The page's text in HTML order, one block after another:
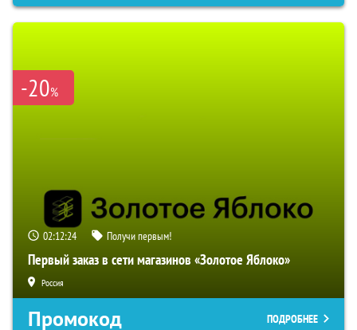
-20%
02:12:23 Получи первым!
Первый заказ в сети магазинов «Золотое Яблоко»
Россия
Промокод ПОДРОБНЕЕ